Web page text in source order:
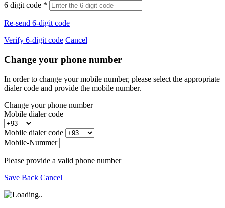
6 digit code *
Re-send 6-digit code
Verify 6-digit code Cancel
Change your phone number
In order to change your mobile number, please select the appropriate
dialer code and provide the mobile number.
Change your phone number
Mobile dialer code
Mobile dialer code
Mobile-Nummer
Please provide a valid phone number
Save Back Cancel